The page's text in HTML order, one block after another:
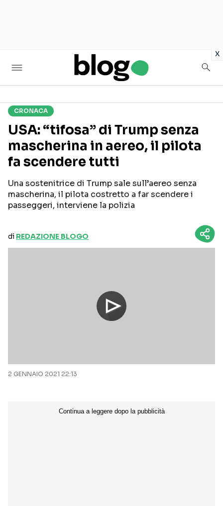
x
Seguici sui social
CRONACA
USA: “tifosa” di Trump senza
mascherina in aereo, il pilota
fa scendere tutti
Una sostenitrice di Trump sale sull’aereo senza
mascherina, il pilota costretto a far scendere i
passeggeri, interviene la polizia
di REDAZIONE BLOGO
2 GENNAIO 2021 22:13